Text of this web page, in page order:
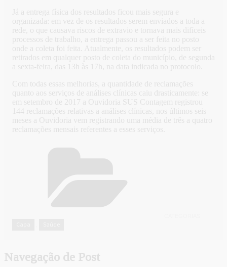
Já a entrega física dos resultados ficou mais segura e
organizada: em vez de os resultados serem enviados a toda a
rede, o que causava riscos de extravio e tornava mais difíceis
processos de trabalho, a entrega passou a ser feita no posto
onde a coleta foi feita. Atualmente, os resultados podem ser
retirados em qualquer posto de coleta do município, de segunda
a sexta-feira, das 13h às 17h, na data indicada no protocolo.
Com todas essas melhorias, a quantidade de reclamações
quanto aos serviços de análises clínicas caiu drasticamente: se
em setembro de 2017 a Ouvidoria SUS Contagem registrou
144 reclamações relativas a análises clínicas, nos últimos seis
meses a Ouvidoria vem registrando uma média de três a quatro
reclamações mensais referentes a esses serviços.
Navegação de Post